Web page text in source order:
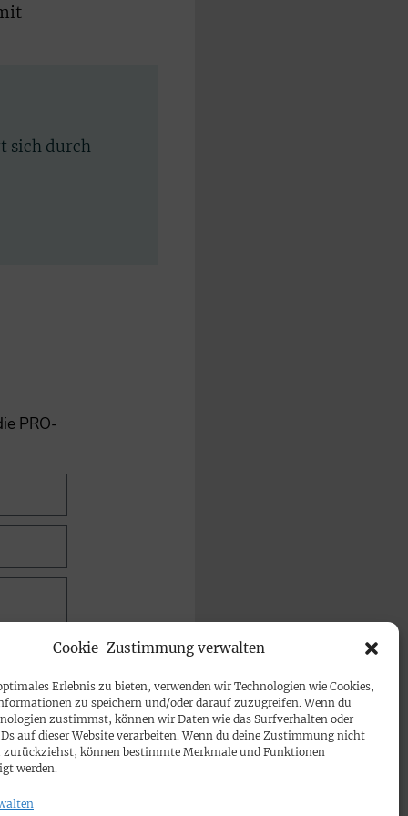
Cookie-Zustimmung verwalten
Erlebnis zu bieten, verwenden wir Technologien wie Cookies,
zu speichern und/oder darauf zuzugreifen. Wenn du
zustimmst, können wir Daten wie das Surfverhalten oder
auf dieser Website verarbeiten. Wenn du deine Zustimmung nicht
zurückziehst, können bestimmte Merkmale und Funktionen
werden.
sich durch
PRO-